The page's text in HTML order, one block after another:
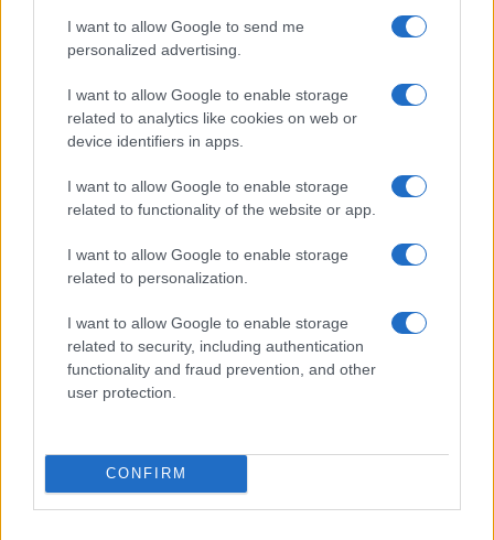
I want to allow Google to send me
personalized advertising.
I want to allow Google to enable storage
related to analytics like cookies on web or
device identifiers in apps.
I want to allow Google to enable storage
related to functionality of the website or app.
I want to allow Google to enable storage
related to personalization.
I want to allow Google to enable storage
related to security, including authentication
functionality and fraud prevention, and other
user protection.
CONFIRM
időben komfort érzet csökkenést is okozhat! A
pontok áttekintésekor még igazából nem is
foglalkoztunk a telefon tudásával, szolgáltatásainak
megismerésével, stb. Ez a jövő zenéje (ekkor még)!
Akkumulátor android
apple bluetooth chipset
ellopott telefon
főzött rom
google google play gorilla glass
gyorsan merülő akkumulátor hibrid ios iphone
képernyő
metaverzum
mobiltelefon navigáció nikkel okostelefon